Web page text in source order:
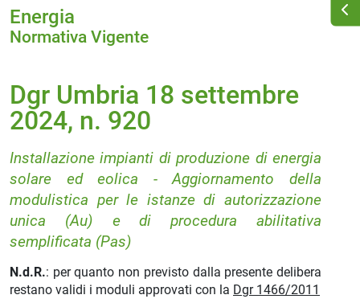
Energia
Normativa Vigente
Dgr Umbria 18 settembre
2024, n. 920
Installazione impianti di produzione di energia
solare ed eolica - Aggiornamento della
modulistica per le istanze di autorizzazione
unica (Au) e di procedura abilitativa
semplificata (Pas)
N.d.R.: per quanto non previsto dalla presente delibera
restano validi i moduli approvati con la Dgr 1466/2011